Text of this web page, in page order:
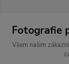
Fotografie
Všem našim